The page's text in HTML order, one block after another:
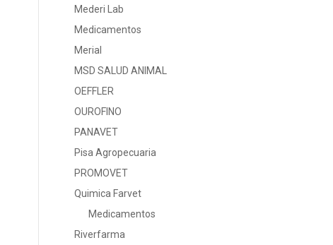
Mederi Lab
Medicamentos
Merial
MSD SALUD ANIMAL
OEFFLER
OUROFINO
PANAVET
Pisa Agropecuaria
PROMOVET
Quimica Farvet
Medicamentos
Riverfarma